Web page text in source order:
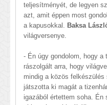
teljesítményét, de legyen
azt, amit éppen most
a kapusokkal.
Baksa
világversenye.
- Én úgy gondolom, hogy
rászolgált arra, hogy
mindig a közös
játszotta ki magát a
igazából értettem soha.